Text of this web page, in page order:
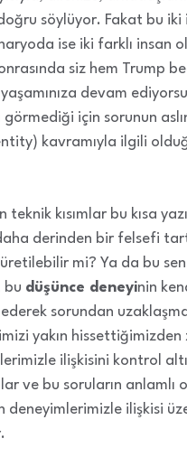
söylüyor. Fakat bu
ise iki farklı insan
siz hem Trump
devam
için sorunun
kavramıyla ilgili
kısımlar bu kısa
derinden bir felsefi
mi? Ya da bu
bu düşünce deneyinin
sorundan
yakın hissettiğimizden
ilişkisini kontrol
ve bu soruların anlamlı
ilişkisi